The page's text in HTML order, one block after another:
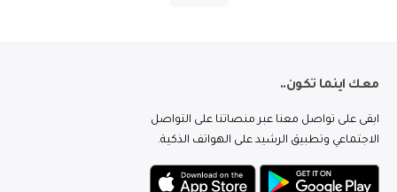
معك اينما تكون..
ابقى على تواصل معنا عبر منصاتنا على التواصل
الاجتماعي وتطبيق الرشيد على الهواتف الذكية.